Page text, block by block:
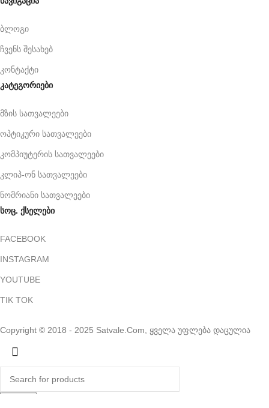
ბლოგი
ჩვენს შესახებ
კონტაქტი
კატეგორიები
მზის სათვალეები
ოპტიკური სათვალეები
კომპიუტერის სათვალეები
კლიპ-ონ სათვალეები
ნომრიანი სათვალეები
სოც. ქსელები
FACEBOOK
INSTAGRAM
YOUTUBE
TIK TOK
Copyright © 2018 - 2025 Satvale.Com, ყველა უფლება დაცულია